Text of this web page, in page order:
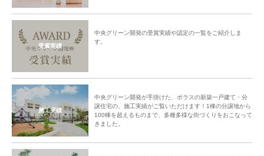
受賞実績
中央グリーン開発の受賞実績や認定の一覧をご紹介しま
す。
施工実績
中央グリーン開発が手掛けた、ポラスの新築一戸建て・分
譲住宅の、施工実績がご覧いただけます！1棟の分譲地から
100棟を超えるものまで、多種多様な街づくりをおこなって
きました。